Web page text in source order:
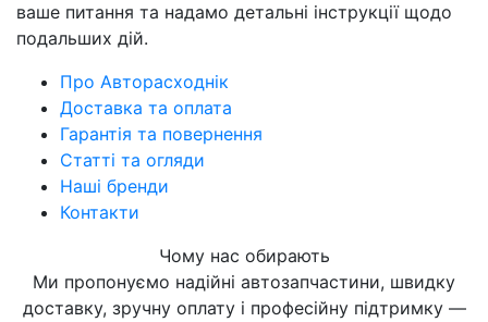
ваше питання та надамо детальні інструкції щодо
подальших дій.
Про Авторасходнік
Доставка та оплата
Гарантія та повернення
Статті та огляди
Наші бренди
Контакти
Чому нас обирають
Ми пропонуємо надійні автозапчастини, швидку
доставку, зручну оплату і професійну підтримку —